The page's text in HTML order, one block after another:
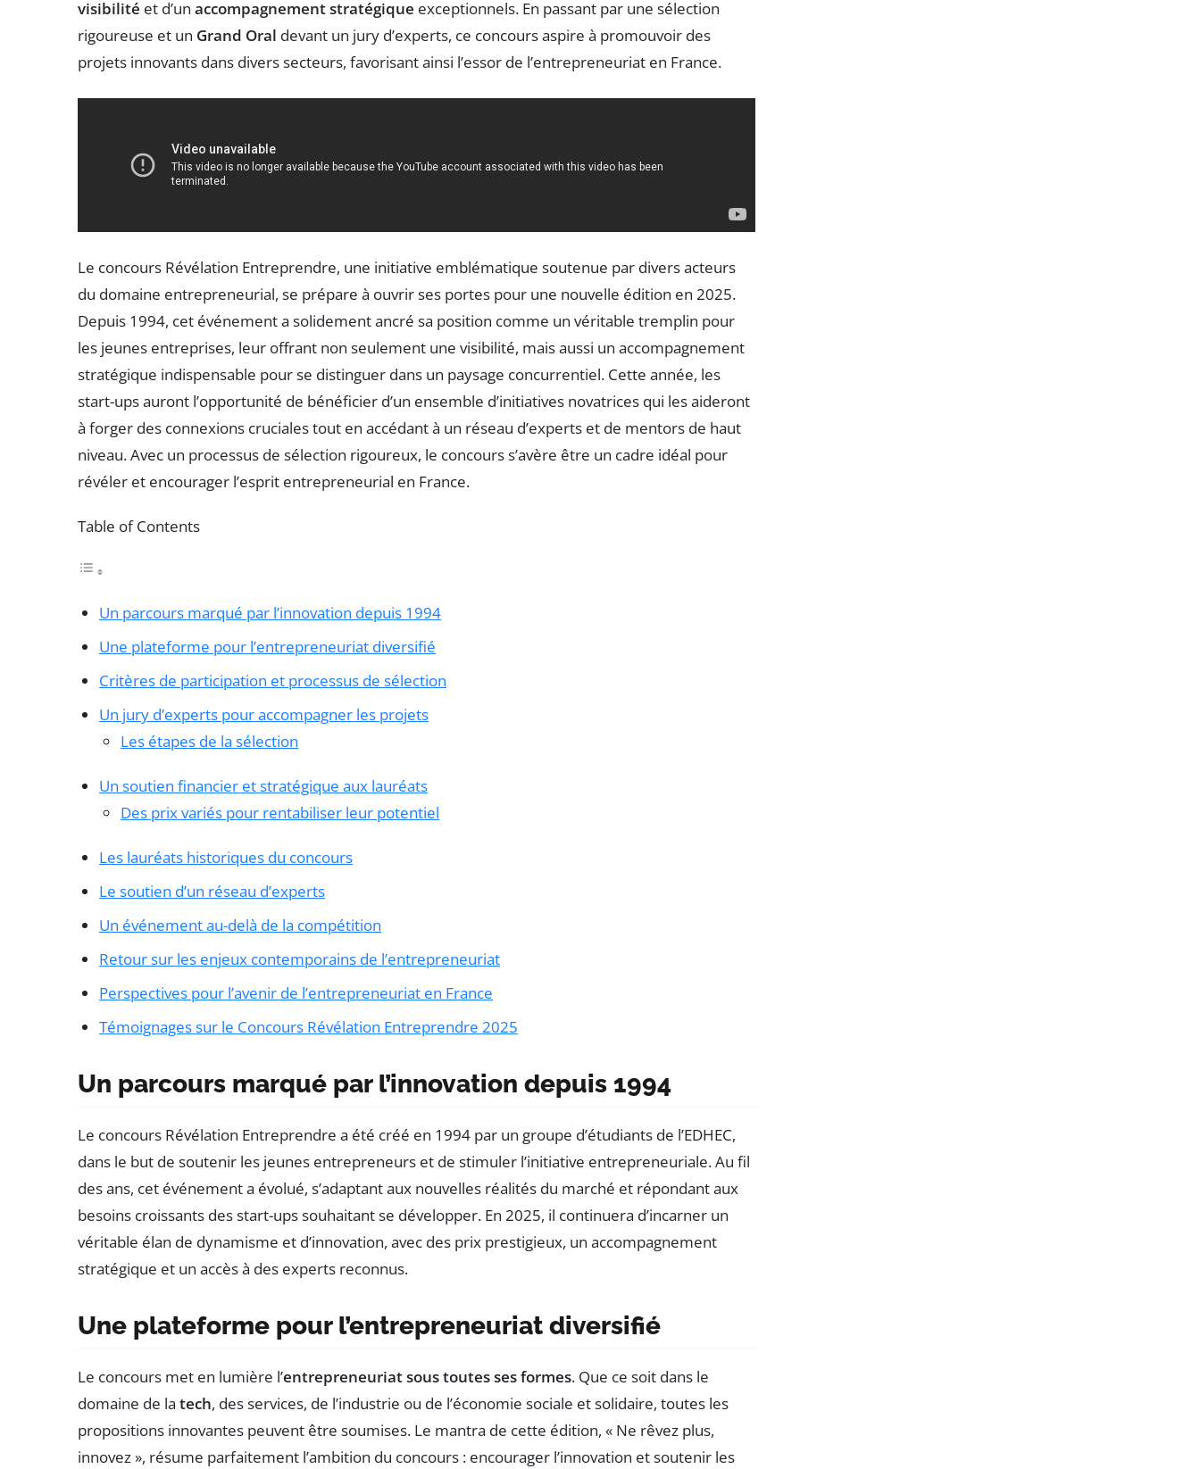
visibilité et d’un accompagnement stratégique exceptionnels. En passant par une sélection
rigoureuse et un Grand Oral devant un jury d’experts, ce concours aspire à promouvoir des
projets innovants dans divers secteurs, favorisant ainsi l’essor de l’entrepreneuriat en France.
Le concours Révélation Entreprendre, une initiative emblématique soutenue par divers acteurs
du domaine entrepreneurial, se prépare à ouvrir ses portes pour une nouvelle édition en 2025.
Depuis 1994, cet événement a solidement ancré sa position comme un véritable tremplin pour
les jeunes entreprises, leur offrant non seulement une visibilité, mais aussi un accompagnement
stratégique indispensable pour se distinguer dans un paysage concurrentiel. Cette année, les
start-ups auront l’opportunité de bénéficier d’un ensemble d’initiatives novatrices qui les aideront
à forger des connexions cruciales tout en accédant à un réseau d’experts et de mentors de haut
niveau. Avec un processus de sélection rigoureux, le concours s’avère être un cadre idéal pour
révéler et encourager l’esprit entrepreneurial en France.
Table of Contents
Un parcours marqué par l’innovation depuis 1994
Une plateforme pour l’entrepreneuriat diversifié
Critères de participation et processus de sélection
Un jury d’experts pour accompagner les projets
Les étapes de la sélection
Un soutien financier et stratégique aux lauréats
Des prix variés pour rentabiliser leur potentiel
Les lauréats historiques du concours
Le soutien d’un réseau d’experts
Un événement au-delà de la compétition
Retour sur les enjeux contemporains de l’entrepreneuriat
Perspectives pour l’avenir de l’entrepreneuriat en France
Témoignages sur le Concours Révélation Entreprendre 2025
Un parcours marqué par l’innovation depuis 1994
Le concours Révélation Entreprendre a été créé en 1994 par un groupe d’étudiants de l’EDHEC,
dans le but de soutenir les jeunes entrepreneurs et de stimuler l’initiative entrepreneuriale. Au fil
des ans, cet événement a évolué, s’adaptant aux nouvelles réalités du marché et répondant aux
besoins croissants des start-ups souhaitant se développer. En 2025, il continuera d’incarner un
véritable élan de dynamisme et d’innovation, avec des prix prestigieux, un accompagnement
stratégique et un accès à des experts reconnus.
Une plateforme pour l’entrepreneuriat diversifié
Le concours met en lumière l’entrepreneuriat sous toutes ses formes. Que ce soit dans le
domaine de la tech, des services, de l’industrie ou de l’économie sociale et solidaire, toutes les
propositions innovantes peuvent être soumises. Le mantra de cette édition, « Ne rêvez plus,
innovez », résume parfaitement l’ambition du concours : encourager l’innovation et soutenir les